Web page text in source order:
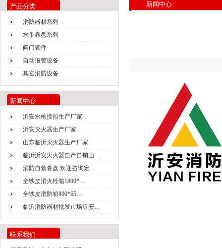
产品分类
消防器材系列
水带卷盘系列
阀门管件
自动报警设备
其它消防设备
新闻中心
沂安水枪接扣生产厂家
沂安灭火器生产厂家
山东临沂灭火器生产厂家
临沂沂安灭火器自产自销山…
消防自救卷盘 欢迎咨询定…
全铁皮消火栓箱1800*…
全铁皮消防箱800*65…
临沂消防器材批发市场沂安…
联系我们
新闻中心